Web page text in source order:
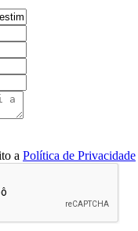
a Política de Privacidade